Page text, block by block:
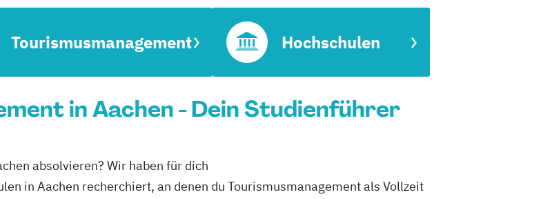
Tourismusmanagement Hochschulen
in Aachen - Dein Studienführer
absolvieren? Wir haben für dich
in Aachen recherchiert, an denen du Tourismusmanagement als Vollzeit